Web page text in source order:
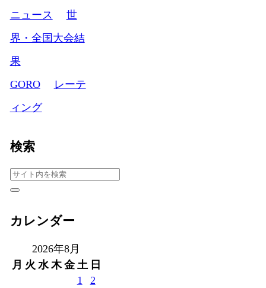
ニュース
世
界・全国大会結
果
GORO
レーテ
ィング
検索
カレンダー
2026年8月
月 火 水 木 金 土 日
1
2